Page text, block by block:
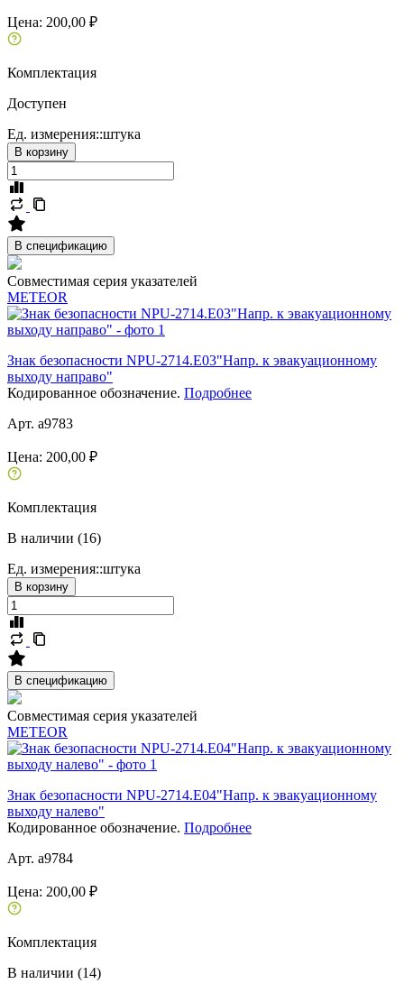
Цена: 200,00 ₽
Комплектация
Доступен
Ед. измерения::штука
В корзину
В спецификацию
Совместимая серия указателей
METEOR
Знак безопасности NPU-2714.E03"Напр. к эвакуационному
выходу направо"
Кодированное обозначение. Подробнее
Арт. a9783
Цена: 200,00 ₽
Комплектация
В наличии (16)
Ед. измерения::штука
В корзину
В спецификацию
Совместимая серия указателей
METEOR
Знак безопасности NPU-2714.E04"Напр. к эвакуационному
выходу налево"
Кодированное обозначение. Подробнее
Арт. a9784
Цена: 200,00 ₽
Комплектация
В наличии (14)